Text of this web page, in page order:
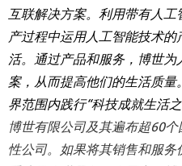
互联解决方案。利用带有人工
产过程中运用人工智能技术
活。通过产品和服务，博世
案，从而提高他们的生活质
界范围内践行“科技成就生活
博世有限公司及其遍布超60个
性公司。如果将其销售和服